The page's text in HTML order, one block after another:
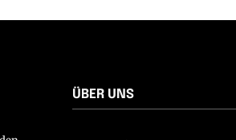
ÜBER UNS